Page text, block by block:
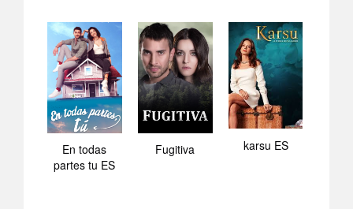
En todas
partes tu ES
Fugitiva karsu ES